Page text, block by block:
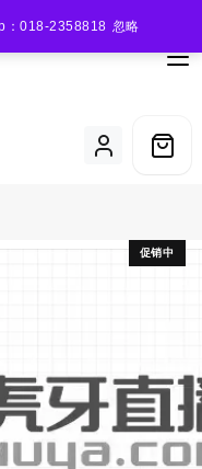
：018-2358818 忽略
促销中